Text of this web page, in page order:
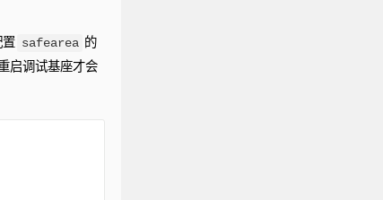
置 safearea 的
启调试基座才会